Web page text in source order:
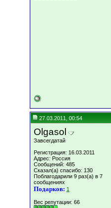
27.03.2011, 00:54
Olgasol
Завсегдатай
Регистрация: 16.03.2011
Адрес: Россия
Сообщений: 485
Сказал(а) спасибо: 130
Поблагодарили 9 раз(а) в 7
сообщениях
Подарков: 1
Вес репутации: 66